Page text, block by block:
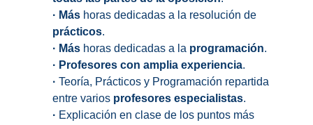
· Más horas dedicadas a la resolución de
prácticos.
· Más horas dedicadas a la programación.
· Profesores con amplia experiencia.
·Teoría, Prácticos y Programación repartida
entre varios profesores especialistas.
· Explicación en clase de los puntos más